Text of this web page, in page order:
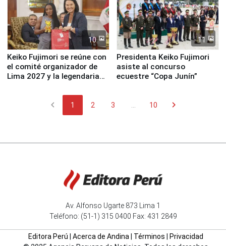
10
Keiko Fujimori se reúne con
el comité organizador de
Lima 2027 y la legendaria
11
Presidenta Keiko Fujimori
asiste al concurso
ecuestre “Copa Junín”
chevron_left 1 2 3 10 chevron_right
Av. Alfonso Ugarte 873 Lima 1
Teléfono: (51-1) 315 0400 Fax: 431 2849
Editora Perú Acerca de Andina| Términos
Privacidad